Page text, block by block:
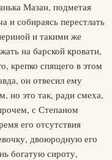
Мазан, подметая
и собираясь перестлать
и такими же
на барской кровати,
крепко спящего в этом
он отвесил ему
но это так, ради смеха,
с Степаном
его отсутствия
двоюродную его
богатую сироту,